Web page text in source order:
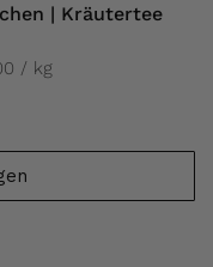
| Kräutertee
/ kg